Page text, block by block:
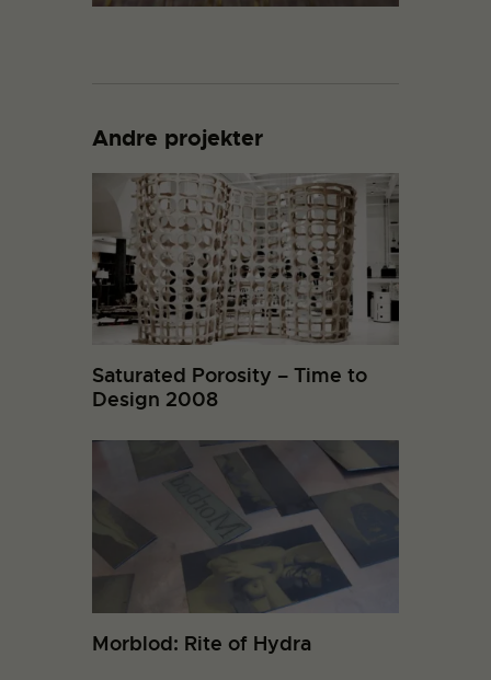
Andre projekter
Saturated Porosity – Time to
Design 2008
Morblod: Rite of Hydra